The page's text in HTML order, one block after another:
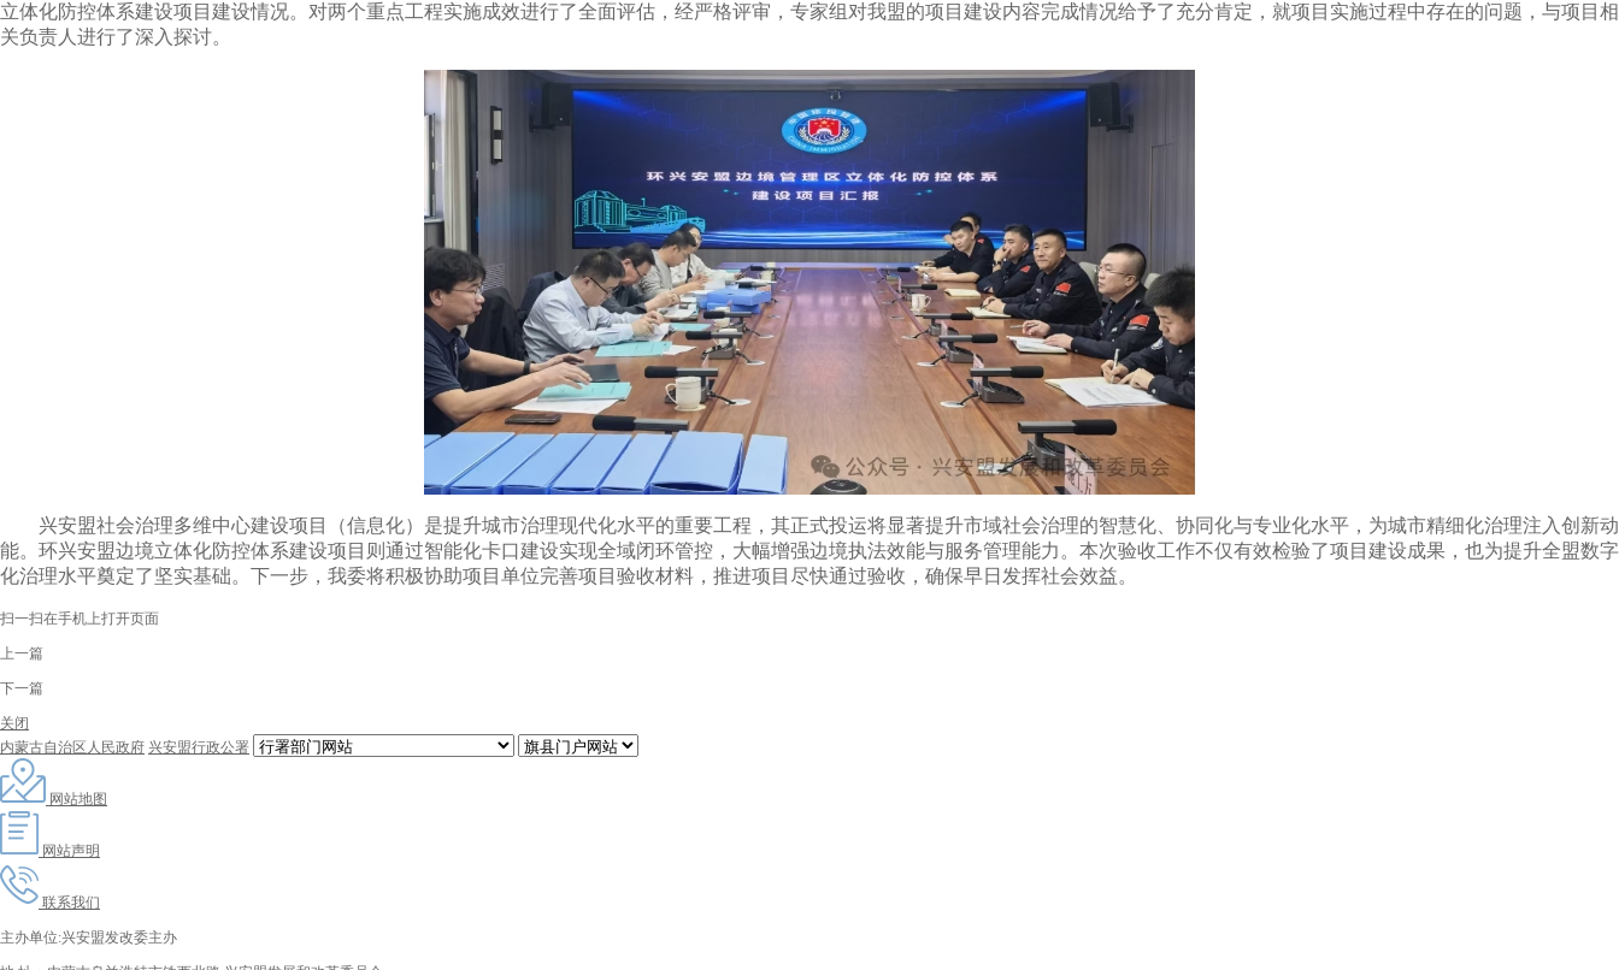
立体化防控体系建设项目建设情况。对两个重点工程实施成效进行了全面评估，经严格评审，专家组对我盟的项目建设内容完成情况给予了充分肯定，就项目实施过程中存在的问题，与项目相
关负责人进行了深入探讨。
兴安盟社会治理多维中心建设项目（信息化）是提升城市治理现代化水平的重要工程，其正式投运将显著提升市域社会治理的智慧化、协同化与专业化水平，为城市精细化治理注入创新动
能。环兴安盟边境立体化防控体系建设项目则通过智能化卡口建设实现全域闭环管控，大幅增强边境执法效能与服务管理能力。本次验收工作不仅有效检验了项目建设成果，也为提升全盟数字
化治理水平奠定了坚实基础。下一步，我委将积极协助项目单位完善项目验收材料，推进项目尽快通过验收，确保早日发挥社会效益。
扫一扫在手机上打开页面
上一篇
下一篇
关闭
内蒙古自治区人民政府 兴安盟行政公署
网站地图
网站声明
联系我们
主办单位:兴安盟发改委主办